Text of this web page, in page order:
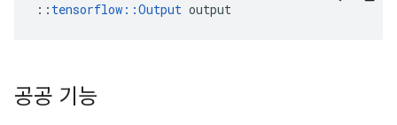
:: tensorflow::Output output
공공 기능